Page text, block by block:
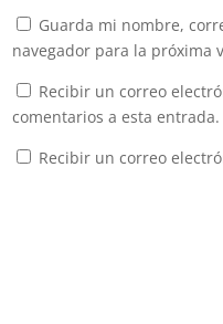
Guarda mi nombre,
navegador para la próxima
Recibir un correo
comentarios a esta entrada.
Recibir un correo